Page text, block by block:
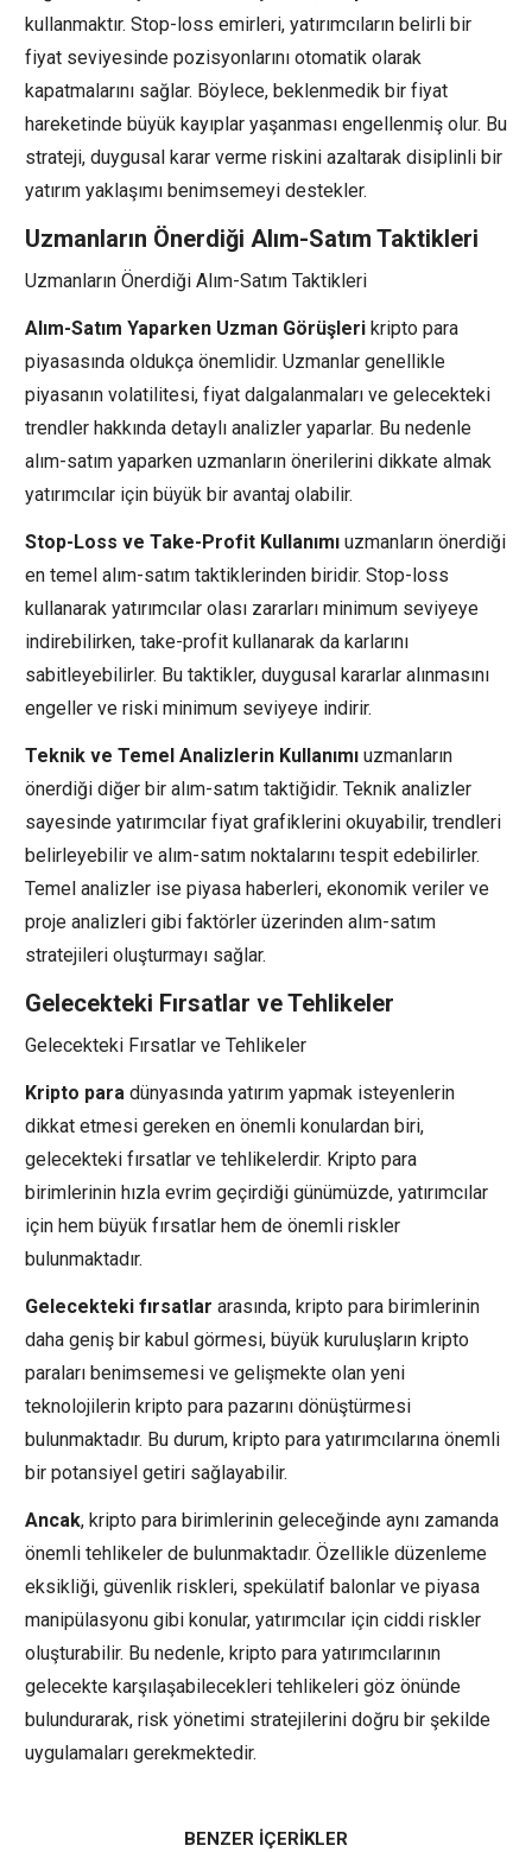
kullanmaktır. Stop-loss emirleri, yatırımcıların belirli bir
fiyat seviyesinde pozisyonlarını otomatik olarak
kapatmalarını sağlar. Böylece, beklenmedik bir fiyat
hareketinde büyük kayıplar yaşanması engellenmiş olur. Bu
strateji, duygusal karar verme riskini azaltarak disiplinli bir
yatırım yaklaşımı benimsemeyi destekler.
Uzmanların Önerdiği Alım-Satım Taktikleri
Uzmanların Önerdiği Alım-Satım Taktikleri
Alım-Satım Yaparken Uzman Görüşleri kripto para
piyasasında oldukça önemlidir. Uzmanlar genellikle
piyasanın volatilitesi, fiyat dalgalanmaları ve gelecekteki
trendler hakkında detaylı analizler yaparlar. Bu nedenle
alım-satım yaparken uzmanların önerilerini dikkate almak
yatırımcılar için büyük bir avantaj olabilir.
Stop-Loss ve Take-Profit Kullanımı uzmanların önerdiği
en temel alım-satım taktiklerinden biridir. Stop-loss
kullanarak yatırımcılar olası zararları minimum seviyeye
indirebilirken, take-profit kullanarak da karlarını
sabitleyebilirler. Bu taktikler, duygusal kararlar alınmasını
engeller ve riski minimum seviyeye indirir.
Teknik ve Temel Analizlerin Kullanımı uzmanların
önerdiği diğer bir alım-satım taktiğidir. Teknik analizler
sayesinde yatırımcılar fiyat grafiklerini okuyabilir, trendleri
belirleyebilir ve alım-satım noktalarını tespit edebilirler.
Temel analizler ise piyasa haberleri, ekonomik veriler ve
proje analizleri gibi faktörler üzerinden alım-satım
stratejileri oluşturmayı sağlar.
Gelecekteki Fırsatlar ve Tehlikeler
Gelecekteki Fırsatlar ve Tehlikeler
Kripto para dünyasında yatırım yapmak isteyenlerin
dikkat etmesi gereken en önemli konulardan biri,
gelecekteki fırsatlar ve tehlikelerdir. Kripto para
birimlerinin hızla evrim geçirdiği günümüzde, yatırımcılar
için hem büyük fırsatlar hem de önemli riskler
bulunmaktadır.
Gelecekteki fırsatlar arasında, kripto para birimlerinin
daha geniş bir kabul görmesi, büyük kuruluşların kripto
paraları benimsemesi ve gelişmekte olan yeni
teknolojilerin kripto para pazarını dönüştürmesi
bulunmaktadır. Bu durum, kripto para yatırımcılarına önemli
bir potansiyel getiri sağlayabilir.
Ancak, kripto para birimlerinin geleceğinde aynı zamanda
önemli tehlikeler de bulunmaktadır. Özellikle düzenleme
eksikliği, güvenlik riskleri, spekülatif balonlar ve piyasa
manipülasyonu gibi konular, yatırımcılar için ciddi riskler
oluşturabilir. Bu nedenle, kripto para yatırımcılarının
gelecekte karşılaşabilecekleri tehlikeleri göz önünde
bulundurarak, risk yönetimi stratejilerini doğru bir şekilde
uygulamaları gerekmektedir.
BENZER İÇERİKLER